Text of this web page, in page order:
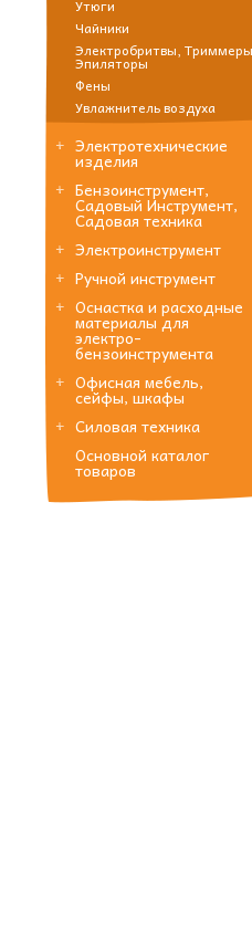
Утюги
Чайники
Электробритвы,
Эпиляторы
Фены
Увлажнитель воздуха
Электротехнические
изделия
Бензоинструмент,
Садовый Инструмент,
Садовая техника
Электроинструмент
Ручной инструмент
Оснастка и расходные
материалы для
электро-
бензоинструмента
Офисная мебель,
сейфы, шкафы
Силовая техника
Основной каталог
товаров